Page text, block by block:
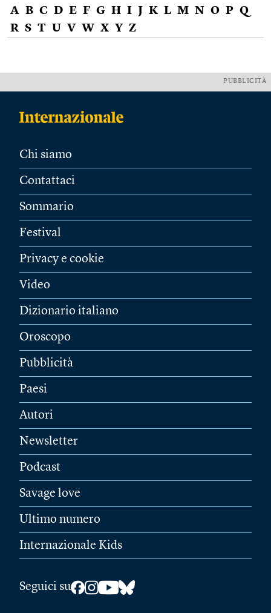
A B C D E F G H I J K L M N O P Q
R S T U V W X Y Z
PUBBLICITÀ
Chi siamo
Contattaci
Sommario
Festival
Privacy e cookie
Video
Dizionario italiano
Oroscopo
Pubblicità
Paesi
Autori
Newsletter
Podcast
Savage love
Ultimo numero
Internazionale Kids
Seguici su